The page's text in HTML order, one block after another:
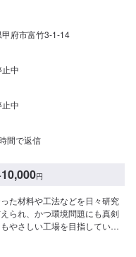
にてご入力くださいますと、
が効きにくい・音がするなど
フターフォローサービスも充
ではなく普段のカーメンテナ
け前の日常点検から洗車まで
安心のお手伝いをスタッフ一
リン代はお客様にご負担頂い
日営業時間：9:00~18:30
甲府市富竹3-1-14
中
中
間で返信
10,000円
た材料や工法などを日々研究
られ、かつ環境問題にも真剣
やさしい工場を目指していま